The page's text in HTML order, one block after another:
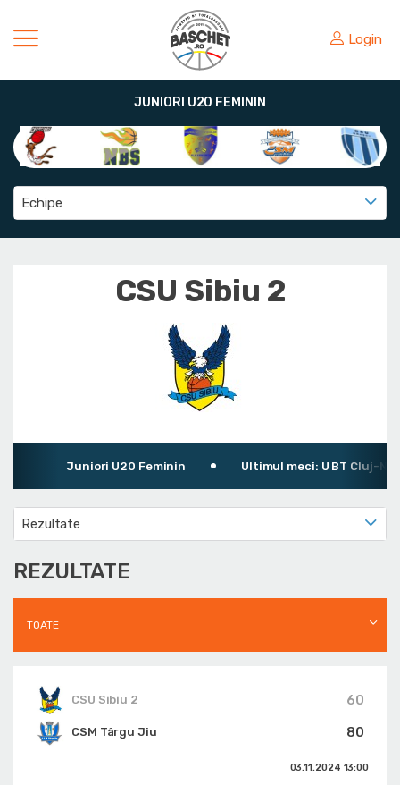
Login
JUNIORI U20 FEMININ
Echipe
CSU Sibiu 2
Juniori U20 Feminin Ultimul meci: U BT Cluj-
Rezultate
REZULTATE
TOATE
CSU Sibiu 2
60
80
CSM Târgu Jiu
03.11.2024 13:00